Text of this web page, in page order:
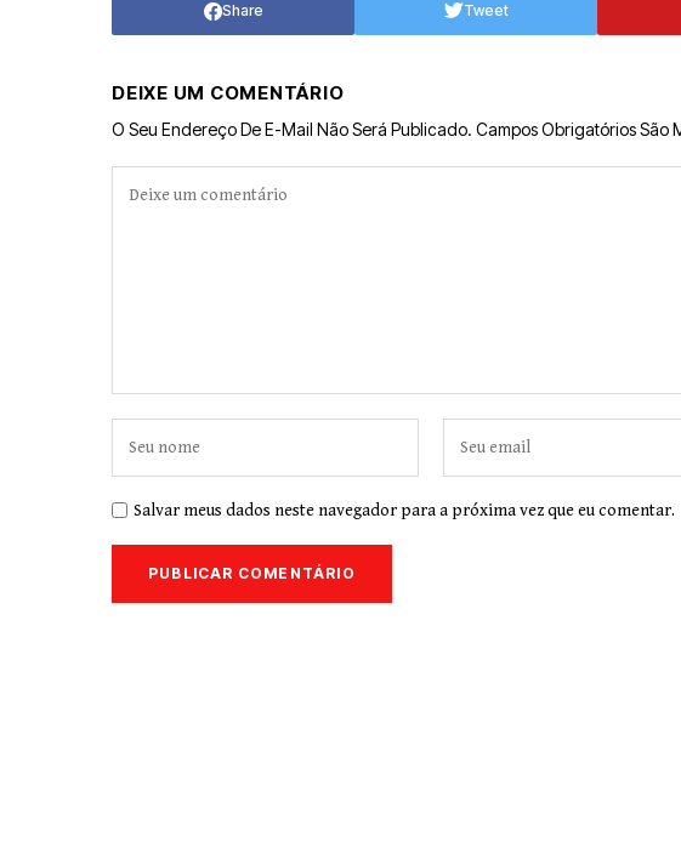
Share Tweet
DEIXE UM COMENTÁRIO
O Seu Endereço De E-Mail Não Será Publicado. Campos Obrigatórios São
Salvar meus dados neste navegador para a próxima vez que eu comentar.